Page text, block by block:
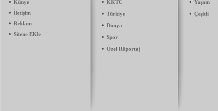
• Künye
• İletişim
• Reklam
• Sitene EKle
• KKTC
• Türkiye
• Dünya
• Spor
• Özel Röportaj
• Yaşam
• Çeşitli